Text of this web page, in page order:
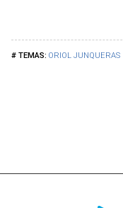
ORIOL JUNQUERAS